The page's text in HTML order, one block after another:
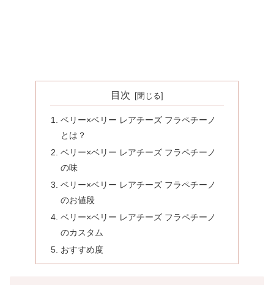
目次
ベリー×ベリー レアチーズ フラペチーノ
とは？
ベリー×ベリー レアチーズ フラペチーノ
の味
ベリー×ベリー レアチーズ フラペチーノ
のお値段
ベリー×ベリー レアチーズ フラペチーノ
のカスタム
おすすめ度